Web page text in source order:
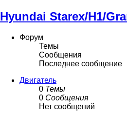
Hyundai Starex/H1/
Форум
Темы
Сообщения
Последнее сообщение
Двигатель
0 Темы
0 Сообщения
Нет сообщений